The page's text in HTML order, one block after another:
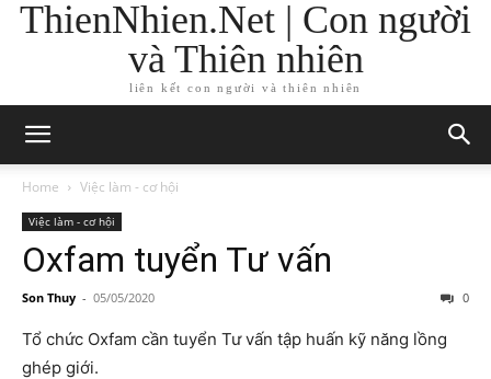
ThienNhien.Net | Con người
và Thiên nhiên
liên kết con người và thiên nhiên
Home Việc làm - cơ hội
Việc làm - cơ hội
Oxfam tuyển Tư vấn
Son Thuy - 05/05/2020 0
Tổ chức Oxfam cần tuyển Tư vấn tập huấn kỹ năng lồng
ghép giới.